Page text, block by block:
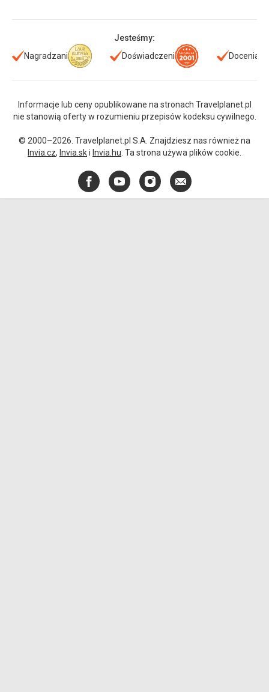
Jesteśmy:
Nagradzani
Doświadczeni Doceniani
Informacje lub ceny opublikowane na stronach Travelplanet.pl
nie stanowią oferty w rozumieniu przepisów kodeksu cywilnego.
© 2000–2026. Travelplanet.pl S.A. Znajdziesz nas również na
Invia.cz, Invia.ski Invia.hu . Ta strona używa plików cookie.
FacebookYouTubeInstagram
E-
mail